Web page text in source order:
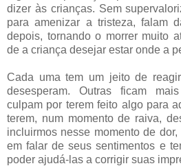
dizer às crianças. Sem
para amenizar a tristeza, falam
depois, tornando o morrer muito
de a criança desejar estar onde a
Cada uma tem um jeito de
desesperam. Outras ficam
culpam por terem feito algo para
terem, num momento de raiva,
incluirmos nesse momento de
em falar de seus sentimentos e
poder ajudá-las a corrigir suas